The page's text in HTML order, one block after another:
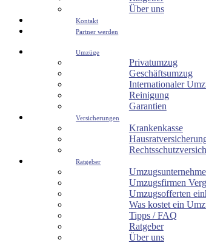
Über uns
Kontakt
Partner werden
Umzüge
Privatumzug
Geschäftsumzug
Internationaler
Reinigung
Garantien
Versicherungen
Krankenkasse
Ratgeber
Umzugsfirmen
Umzugsofferten
Was kostet ein
Tipps / FAQ
Ratgeber
Über uns